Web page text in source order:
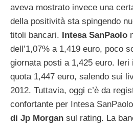
aveva mostrato invece una
della positività sta spingendo
titoli bancari. Intesa SanPaolo
dell’1,07% a 1,419 euro, poco
giornata posti a 1,425 euro.
quota 1,447 euro, salendo sui
2012. Tuttavia, oggi c’è da
confortante per Intesa
di Jp Morgan sul rating. La